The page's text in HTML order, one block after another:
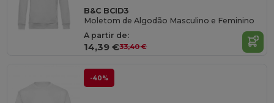
B&C BCID3
Moletom de Algodão Masculino e Feminino
A partir de:
14,39 €33,40 €
-40%